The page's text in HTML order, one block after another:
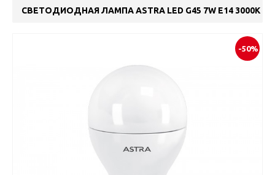
СВЕТОДИОДНАЯ ЛАМПА ASTRA LED G45 7W E14 3000K
-50%